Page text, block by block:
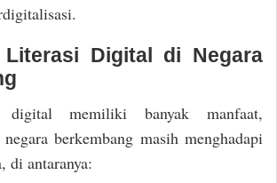
Literasi Digital di Negara
memiliki banyak manfaat,
berkembang masih menghadapi
di antaranya: